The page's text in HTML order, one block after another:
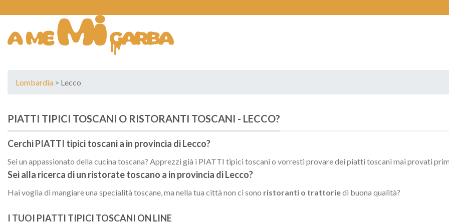
content
Lombardia > Lecco
PIATTI TIPICI TOSCANI O RISTORANTI TOSCANI - LECCO?
Cerchi PIATTI tipici toscani a in provincia diLecco?
Sei un appassionato della cucina toscana? Apprezzi già i PIATTI tipici toscani o vorresti provare dei piatti toscani mai provati
Sei alla ricerca di un ristorate toscano a in provincia diLecco?
Hai voglia di mangiare una specialità toscane, ma nella tua città non ci sono ristoranti o trattoriedi buona qualità?
I TUOI PIATTI TIPICI TOSCANI ON LINE